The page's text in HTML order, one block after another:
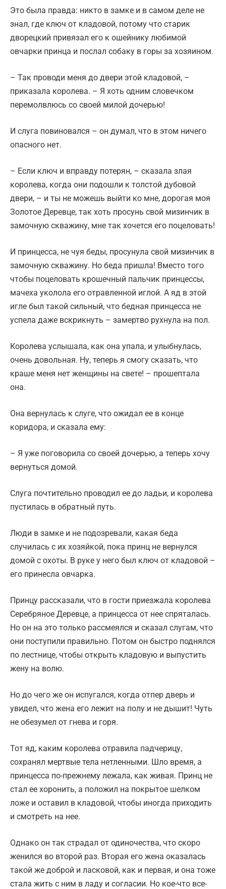
Это была правда: никто в замке и в самом деле не
знал, где ключ от кладовой, потому что старик
дворецкий привязал его к ошейнику любимой
овчарки принца и послал собаку в горы за хозяином.
– Так проводи меня до двери этой кладовой, –
приказала королева. – Я хоть одним словечком
перемолвлюсь со своей милой дочерью!
И слуга повиновался – он думал, что в этом ничего
опасного нет.
– Если ключ и вправду потерян, – сказала злая
королева, когда они подошли к толстой дубовой
двери, – и ты не можешь выйти ко мне, дорогая моя
Золотое Деревце, так хоть просунь свой мизинчик в
замочную скважину, мне так хочется его поцеловать!
И принцесса, не чуя беды, просунула свой мизинчик в
замочную скважину. Но беда пришла! Вместо того
чтобы поцеловать крошечный пальчик принцессы,
мачеха уколола его отравленной иглой. А яд в этой
игле был такой сильный, что бедная принцесса не
успела даже вскрикнуть – замертво рухнула на пол.
Королева услышала, как она упала, и улыбнулась,
очень довольная. Ну, теперь я смогу сказать, что
краше меня нет женщины на свете! – прошептала
она.
Она вернулась к слуге, что ожидал ее в конце
коридора, и сказала ему:
– Я уже поговорила со своей дочерью, а теперь хочу
вернуться домой.
Слуга почтительно проводил ее до ладьи, и королева
пустилась в обратный путь.
Люди в замке и не подозревали, какая беда
случилась с их хозяйкой, пока принц не вернулся
домой с охоты. В руке у него был ключ от кладовой –
его принесла овчарка.
Принцу рассказали, что в гости приезжала королева
Серебряное Деревце, а принцесса от нее спряталась.
Но он на это только рассмеялся и сказал слугам, что
они поступили правильно. Потом он быстро поднялся
по лестнице, чтобы открыть кладовую и выпустить
жену на волю.
Но до чего же он испугался, когда отпер дверь и
увидел, что жена его лежит на полу и не дышит! Чуть
не обезумел от гнева и горя.
Тот яд, каким королева отравила падчерицу,
сохранял мертвые тела нетленными. Шло время, а
принцесса по-прежнему лежала, как живая. Принц не
стал ее хоронить, а положил на покрытое шелком
ложе и оставил в кладовой, чтобы иногда приходить
и смотреть на нее.
Однако он так страдал от одиночества, что скоро
женился во второй раз. Вторая его жена оказалась
такой же доброй и ласковой, как и первая, и она тоже
стала жить с ним в ладу и согласии. Но кое-что все-